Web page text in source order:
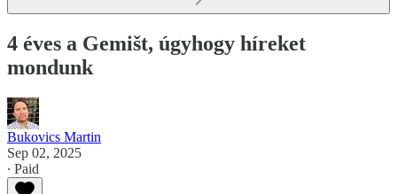
4 éves a Gemišt, úgyhogy híreket
mondunk
Bukovics Martin
Sep 02, 2025
∙ Paid